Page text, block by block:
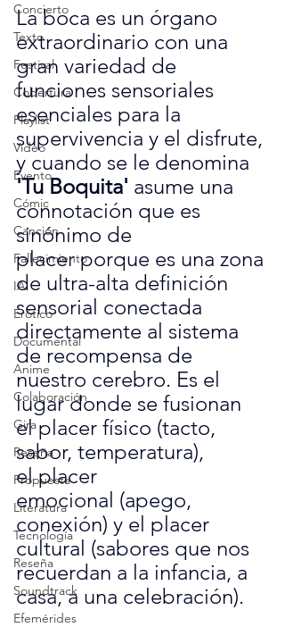
Concierto
Texto
Festival
Cobertura
Playlist
Video
Evento
Cómic
Canción
Fallecimiento
IA
Erótico
Documental
Anime
Colaboración
Gira
Reseña
Propuesta
Literatura
Tecnología
Reseña
Soundtrack
Efemérides
La boca es un órgano
extraordinario con una
gran variedad de
funciones sensoriales
esenciales para la
supervivencia y el disfrute,
y cuando se le denomina
'Tu Boquita' asume una
connotación que es
sinónimo de
placer porque es una zona
de ultra-alta definición
sensorial conectada
directamente al sistema
de recompensa de
nuestro cerebro. Es el
lugar donde se fusionan
el placer físico (tacto,
sabor, temperatura),
el placer
emocional (apego,
conexión) y el placer
cultural (sabores que nos
recuerdan a la infancia, a
casa, a una celebración).